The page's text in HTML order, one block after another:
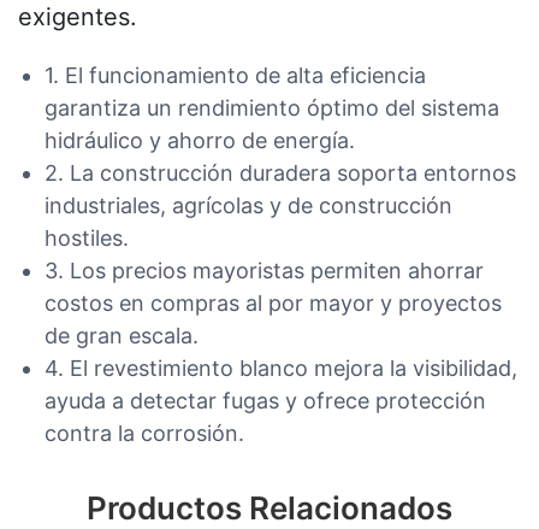
exigentes.
1. El funcionamiento de alta eficiencia
garantiza un rendimiento óptimo del sistema
hidráulico y ahorro de energía.
2. La construcción duradera soporta entornos
industriales, agrícolas y de construcción
hostiles.
3. Los precios mayoristas permiten ahorrar
costos en compras al por mayor y proyectos
de gran escala.
4. El revestimiento blanco mejora la visibilidad,
ayuda a detectar fugas y ofrece protección
contra la corrosión.
Productos Relacionados